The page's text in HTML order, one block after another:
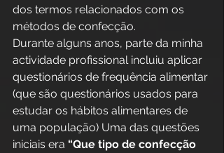
dos termos relacionados com os
métodos de confecção.
Durante alguns anos, parte da minha
actividade profissional incluiu aplicar
questionários de frequência alimentar
(que são questionários usados para
estudar os hábitos alimentares de
uma população) Uma das questões
iniciais era “Que tipo de confecção